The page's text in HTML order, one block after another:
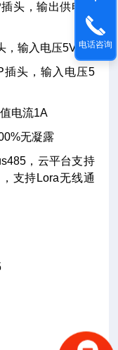
头，输出供电电
输入电压5V
头，输入电压5
电流1A
无凝露
，云平台支持
支持Lora无线通
电话咨询